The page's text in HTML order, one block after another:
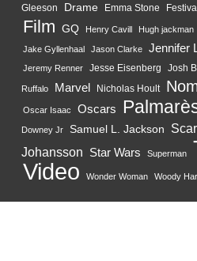
Gleeson
Drame Emma Stone
Film GQ Henry Cavill Hugh jackman
Jake Gyllenhaal Jason Clarke Jennifer
Jeremy Renner Jesse Eisenberg Josh
Ruffalo Marvel Nicholas Hoult
Oscar Isaac Oscars
Downey Jr Samuel L. Jackson
Johansson
Star Wars Superman
Video Wonder Woman Woody